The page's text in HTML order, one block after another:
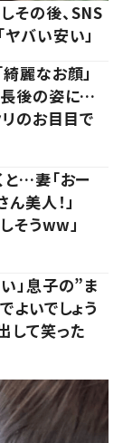
その後、SNS
バい安い」
麗なお顔」
長後の姿に…
リのお目目で
…妻「おー
美人！」
そうww」
」息子の”ま
いでしょう
して笑った